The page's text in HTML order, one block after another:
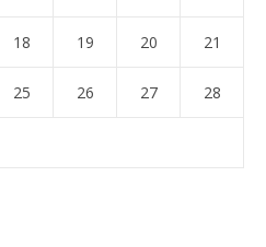
18 19 20 21
25 26 27 28